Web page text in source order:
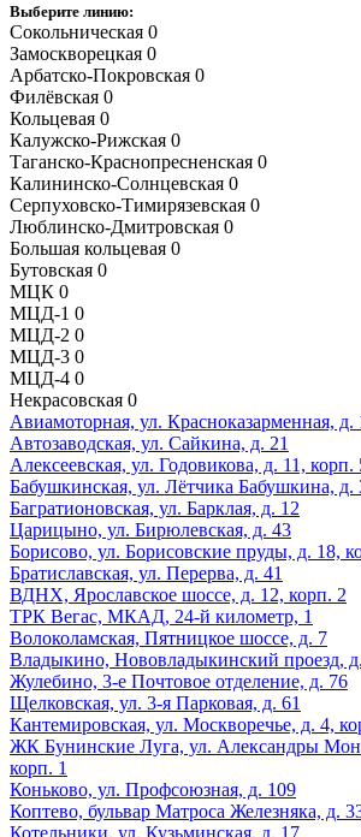
Выберите линию:
Сокольническая 0
Замоскворецкая 0
Арбатско-Покровская 0
Филёвская 0
Кольцевая 0
Калужско-Рижская 0
Таганско-Краснопресненская 0
Калининско-Солнцевская 0
Серпуховско-Тимирязевская 0
Люблинско-Дмитровская 0
Большая кольцевая 0
Бутовская 0
МЦК 0
МЦД-1 0
МЦД-2 0
МЦД-3 0
МЦД-4 0
Некрасовская 0
Авиамоторная, ул. Красноказарменная,
Автозаводская, ул. Сайкина, д. 21
Алексеевская, ул. Годовикова, д. 11,
Бабушкинская, ул. Лётчика Бабушкина, д.
Багратионовская, ул. Барклая, д. 12
Царицыно, ул. Бирюлевская, д. 43
Борисово, ул. Борисовские пруды, д. 18,
Братиславская, ул. Перерва, д. 41
ВДНХ, Ярославское шоссе, д. 12, корп. 2
ТРК Вегас, МКАД, 24-й километр, 1
Волоколамская, Пятницкое шоссе, д. 7
Владыкино, Нововладыкинский проезд,
Жулебино, 3-е Почтовое отделение, д. 76
Щелковская, ул. 3-я Парковая, д. 61
Кантемировская, ул. Москворечье, д. 4,
ЖК Бунинские Луга, ул. Александры
корп. 1
Коньково, ул. Профсоюзная, д. 109
Коптево, бульвар Матроса Железняка, д.
Котельники, ул. Кузьминская, д. 17